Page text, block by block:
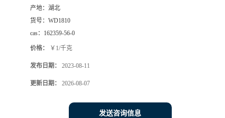
产地： 湖北
货号： WD1810
cas： 162359-56-0
价格： ￥1/千克
发布日期： 2023-08-11
更新日期： 2026-08-07
发送咨询信息